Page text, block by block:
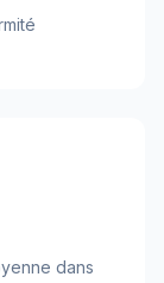
dans